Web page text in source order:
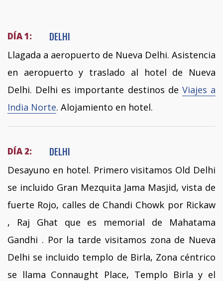
DÍA 1: DELHI
Llagada a aeropuerto de Nueva Delhi. Asistencia
en aeropuerto y traslado al hotel de Nueva
Delhi. Delhi es importante destinos de Viajes a
India Norte. Alojamiento en hotel.
DÍA 2: DELHI
Desayuno en hotel. Primero visitamos Old Delhi
se incluido Gran Mezquita Jama Masjid, vista de
fuerte Rojo, calles de Chandi Chowk por Rickaw
, Raj Ghat que es memorial de Mahatama
Gandhi . Por la tarde visitamos zona de Nueva
Delhi se incluido templo de Birla, Zona céntrico
se llama Connaught Place, Templo Birla y el